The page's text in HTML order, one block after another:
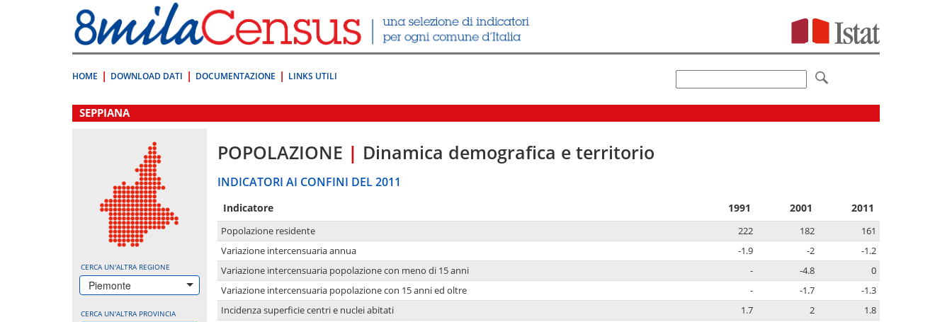
direttamente
a:
Contenuto
HOME DOWNLOAD DATI DOCUMENTAZIONE LINKS UTILI
.
SEPPIANA
CERCA UN'ALTRA REGIONE
Piemonte
CERCA UN'ALTRA PROVINCIA
POPOLAZIONE | Dinamica demografica e territorio
INDICATORI AI CONFINI DEL 2011
Indicatore 1991 2001 2011
Popolazione residente 222 182
161
Variazione intercensuaria annua
-1.9 -2
-1.2
Variazione intercensuaria popolazione con meno di 15 anni
- -4.8
0
Variazione intercensuaria popolazione con 15 anni ed oltre
- -1.7
-1.3
Incidenza superficie centri e nuclei abitati
1.7 2
1.8